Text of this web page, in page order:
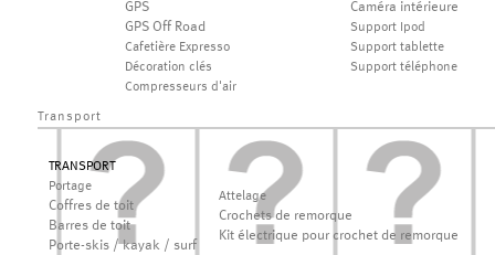
GPS
GPS Off Road
Cafetière Expresso
Décoration clés
Compresseurs d'air
Caméra intérieure
Support Ipod
Support tablette
Support téléphone
Transport
TRANSPORT
Portage
Coffres de toit
Barres de toit
Porte-skis / kayak / surf
Attelage
Crochets de remorque
Kit électrique pour crochet de remorque